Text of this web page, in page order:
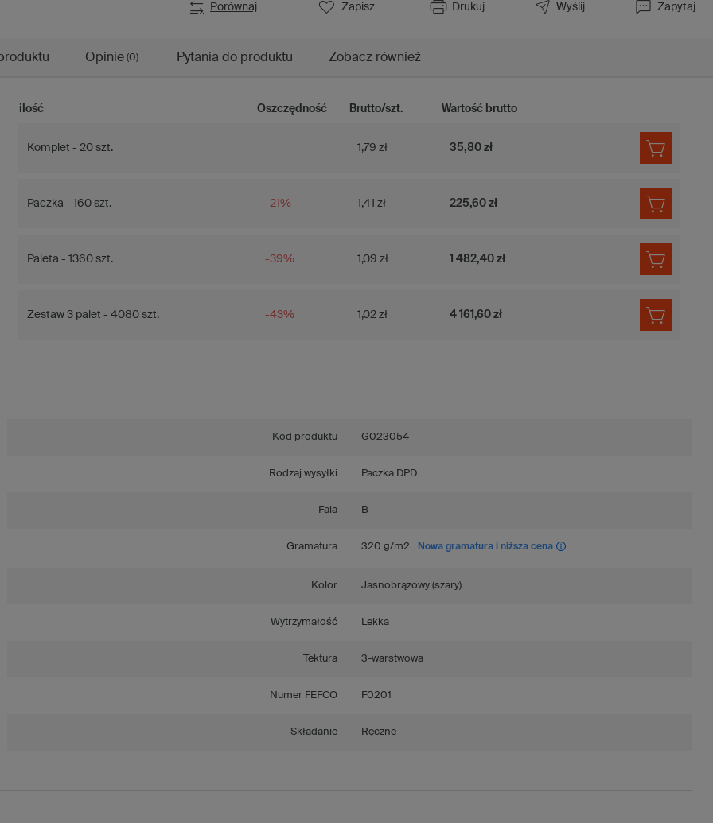
Porównaj Zapisz Drukuj Wyślij Zapytaj
Opinie (0) Pytania do produktu Zobacz również
ilość Oszczędność Brutto/szt. Wartość brutto
Komplet - 20 szt. 1,79 zł 35,80 zł
Paczka - 160 szt. -21% 1,41 zł 225,60 zł
Paleta - 1360 szt. -39% 1,09 zł 1 482,40 zł
Zestaw 3 palet - 4080 szt. -43% 1,02 zł 4 161,60 zł
Kod produktu G023054
Rodzaj wysyłki Paczka DPD
Fala B
Gramatura 320 g/m2 Nowa gramatura i niższa cena
Kolor Jasnobrązowy (szary)
Wytrzymałość Lekka
Tektura 3-warstwowa
Numer FEFCO F0201
Składanie Ręczne